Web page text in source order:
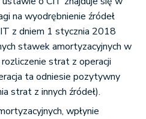
na wyodrębnienie źródeł
z dniem 1 stycznia 2018
stawek amortyzacyjnych w
strat z operacji
ta odniesie pozytywny
strat z innych źródeł).
wpłynie